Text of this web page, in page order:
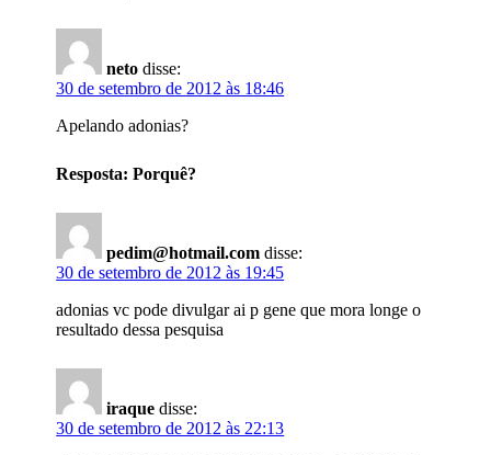
neto disse:
30 de setembro de 2012 às 18:46
Apelando adonias?
Resposta: Porquê?
pedim@hotmail.com disse:
30 de setembro de 2012 às 19:45
adonias vc pode divulgar ai p gene que mora longe o
resultado dessa pesquisa
iraque disse:
30 de setembro de 2012 às 22:13